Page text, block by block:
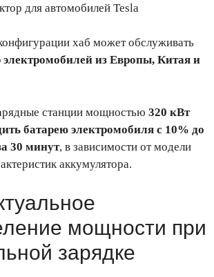
для автомобилей Tesla
хаб может обслуживать
из Европы, Китая и
станции мощностью 320 кВт
батарею электромобиля с 10% до
30 минут, в зависимости от модели
аккумулятора.
мощности при
зарядке